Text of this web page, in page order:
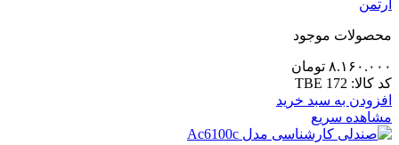
آرتمن
محصولات موجود
۸.۱۶۰.۰۰۰ تومان
کد کالا: TBE 172
افزودن به سبد خرید
مشاهده سریع